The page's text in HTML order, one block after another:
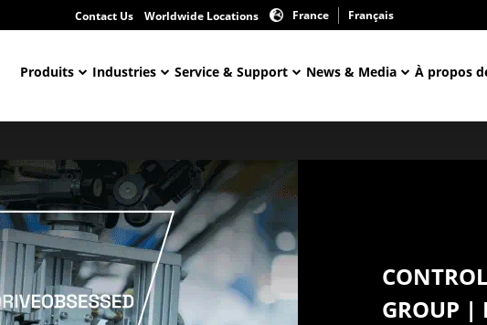
Contact Us Worldwide Locations France Français
Produits Industries Service & Support News & Media À propos
GROUP |